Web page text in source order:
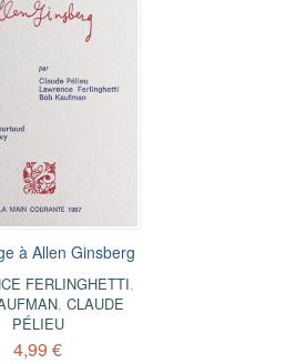
à Allen Ginsberg
FERLINGHETTI,
, CLAUDE
PÉLIEU
4,99 €